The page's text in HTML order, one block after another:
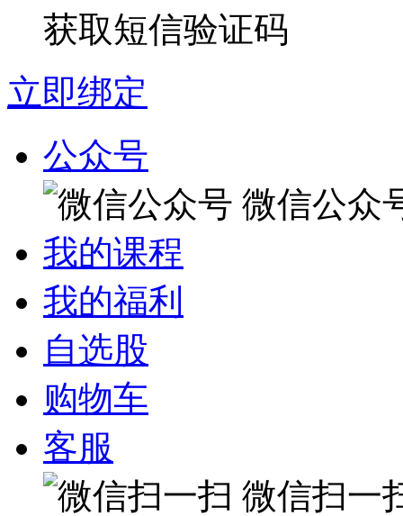
获取短信验证码
立即绑定
公众号
微信公众
我的课程
我的福利
自选股
购物车
客服
微信扫一